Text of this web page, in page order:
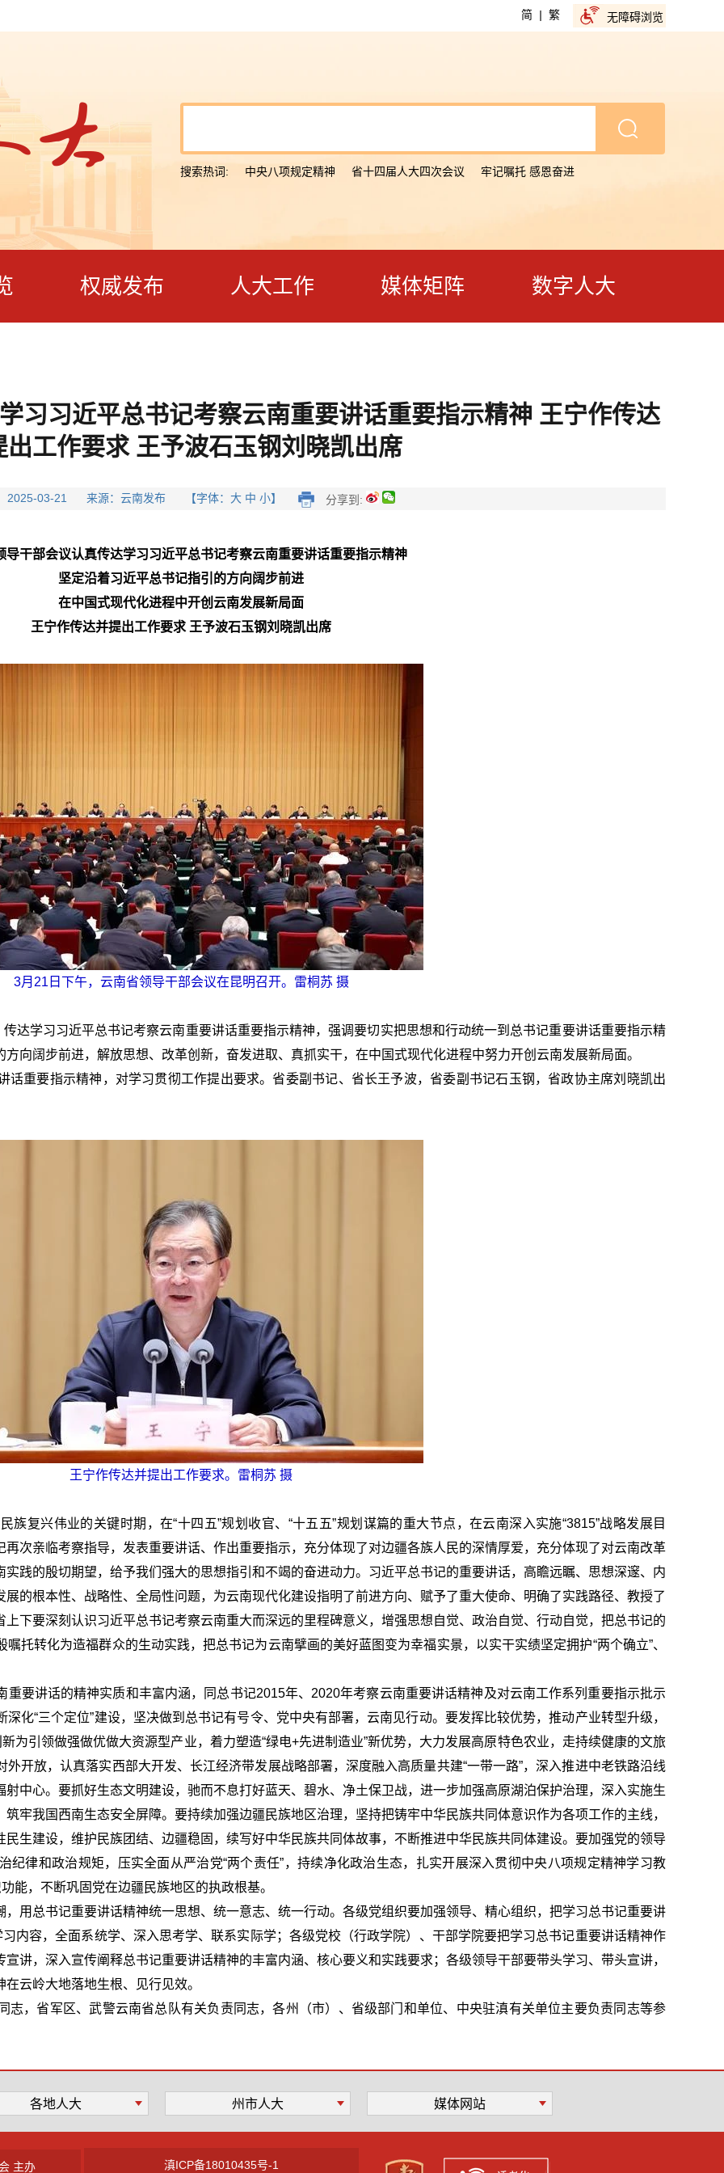
简 | 繁 无障碍浏览
搜索热词: 中央八项规定精神 省十四届人大四次会议 牢记嘱托 感恩奋进
权威发布 人大工作 媒体矩阵 数字人大
习习近平总书记考察云南重要讲话重要指示精神 王宁作传达
出工作要求 王予波石玉钢刘晓凯出席
2025-03-21 来源：云南发布 【字体：大 中 小】 分享到:
导干部会议认真传达学习习近平总书记考察云南重要讲话重要指示精神
坚定沿着习近平总书记指引的方向阔步前进
在中国式现代化进程中开创云南发展新局面
王宁作传达并提出工作要求 王予波石玉钢刘晓凯出席
3月21日下午，云南省领导干部会议在昆明召开。雷桐苏 摄
达学习习近平总书记考察云南重要讲话重要指示精神，强调要切实把思想和行动统一到总书记重要讲话重要指示精
向阔步前进，解放思想、改革创新，奋发进取、真抓实干，在中国式现代化进程中努力开创云南发展新局面。
话重要指示精神，对学习贯彻工作提出要求。省委副书记、省长王予波，省委副书记石玉钢，省政协主席刘晓凯出
王宁作传达并提出工作要求。雷桐苏 摄
族复兴伟业的关键时期，在“十四五”规划收官、“十五五”规划谋篇的重大节点，在云南深入实施“3815”战略发展目
次亲临考察指导，发表重要讲话、作出重要指示，充分体现了对边疆各族人民的深情厚爱，充分体现了对云南改革
践的殷切期望，给予我们强大的思想指引和不竭的奋进动力。习近平总书记的重要讲话，高瞻远瞩、思想深邃、内
的根本性、战略性、全局性问题，为云南现代化建设指明了前进方向、赋予了重大使命、明确了实践路径、教授了
下要深刻认识习近平总书记考察云南重大而深远的里程碑意义，增强思想自觉、政治自觉、行动自觉，把总书记的
托转化为造福群众的生动实践，把总书记为云南擘画的美好蓝图变为幸福实景，以实干实绩坚定拥护“两个确立”、
重要讲话的精神实质和丰富内涵，同总书记2015年、2020年考察云南重要讲话精神及对云南工作系列重要指示批示
化“三个定位”建设，坚决做到总书记有号令、党中央有部署，云南见行动。要发挥比较优势，推动产业转型升级，
为引领做强做优做大资源型产业，着力塑造“绿电+先进制造业”新优势，大力发展高原特色农业，走持续健康的文旅
开放，认真落实西部大开发、长江经济带发展战略部署，深度融入高质量共建“一带一路”，深入推进中老铁路沿线
中心。要抓好生态文明建设，驰而不息打好蓝天、碧水、净土保卫战，进一步加强高原湖泊保护治理，深入实施生
牢我国西南生态安全屏障。要持续加强边疆民族地区治理，坚持把铸牢中华民族共同体意识作为各项工作的主线，
生建设，维护民族团结、边疆稳固，续写好中华民族共同体故事，不断推进中华民族共同体建设。要加强党的领导
纪律和政治规矩，压实全面从严治党“两个责任”，持续净化政治生态，扎实开展深入贯彻中央八项规定精神学习教
能，不断巩固党在边疆民族地区的执政根基。
用总书记重要讲话精神统一思想、统一意志、统一行动。各级党组织要加强领导、精心组织，把学习总书记重要讲
内容，全面系统学、深入思考学、联系实际学；各级党校（行政学院）、干部学院要把学习总书记重要讲话精神作
讲，深入宣传阐释总书记重要讲话精神的丰富内涵、核心要义和实践要求；各级领导干部要带头学习、带头宣讲，
云岭大地落地生根、见行见效。
志，省军区、武警云南省总队有关负责同志，各州（市）、省级部门和单位、中央驻滇有关单位主要负责同志等参
各地人大 州市人大 媒体网站
主办 滇ICP备18010435号-1